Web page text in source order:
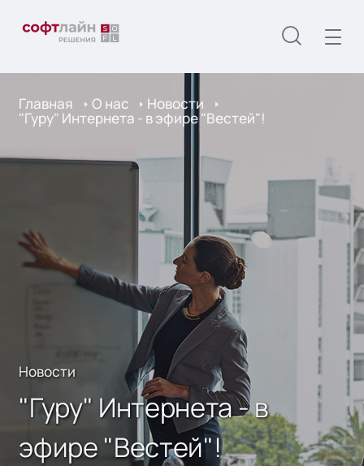
Главная О нас Новости
"Гуру" Интернета - в эфире "Вестей"!
Новости
"Гуру" Интернета - в
эфире "Вестей"!